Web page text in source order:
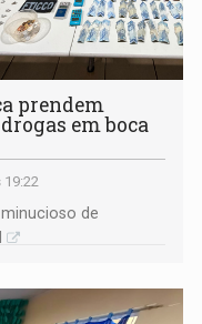
prendem
em boca
19:22
de